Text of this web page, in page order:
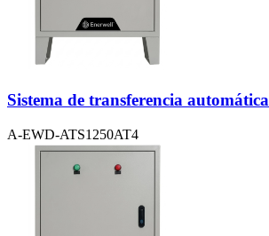
Sistema de transferencia automática
A-EWD-ATS1250AT4